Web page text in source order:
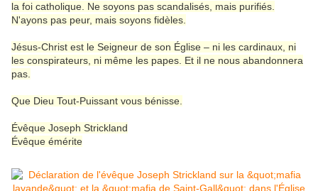
la foi catholique. Ne soyons pas scandalisés, mais purifiés.
N'ayons pas peur, mais soyons fidèles.
Jésus-Christ est le Seigneur de son Église – ni les cardinaux, ni
les conspirateurs, ni même les papes. Et il ne nous abandonnera
pas.
Que Dieu Tout-Puissant vous bénisse.
Évêque Joseph Strickland
Évêque émérite